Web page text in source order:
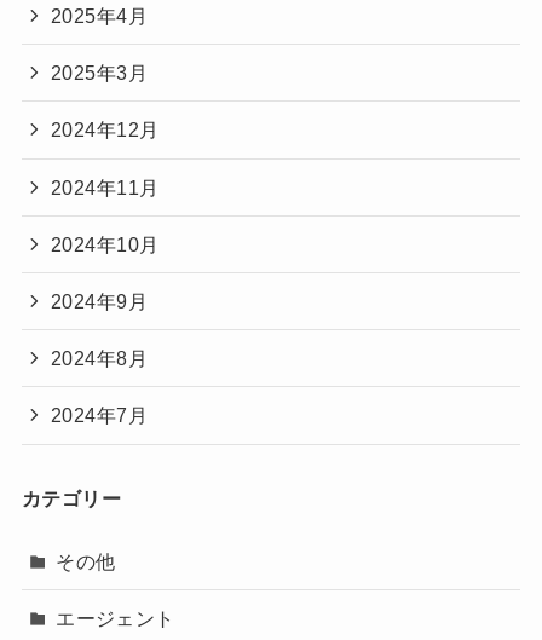
2025年4月
2025年3月
2024年12月
2024年11月
2024年10月
2024年9月
2024年8月
2024年7月
カテゴリー
その他
エージェント